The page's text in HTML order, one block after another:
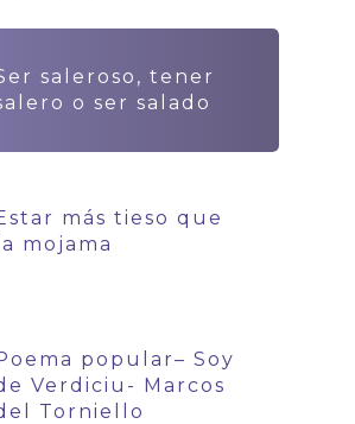
saleroso, tener
o ser salado
más tieso que
la mojama
popular– Soy
Verdiciu- Marcos
Torniello